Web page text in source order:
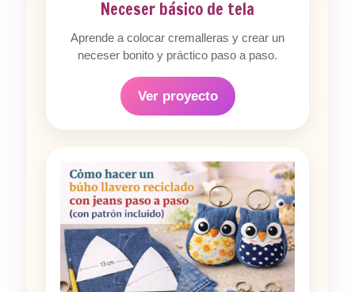
Neceser básico de tela
Aprende a colocar cremalleras y crear un
neceser bonito y práctico paso a paso.
Ver proyecto